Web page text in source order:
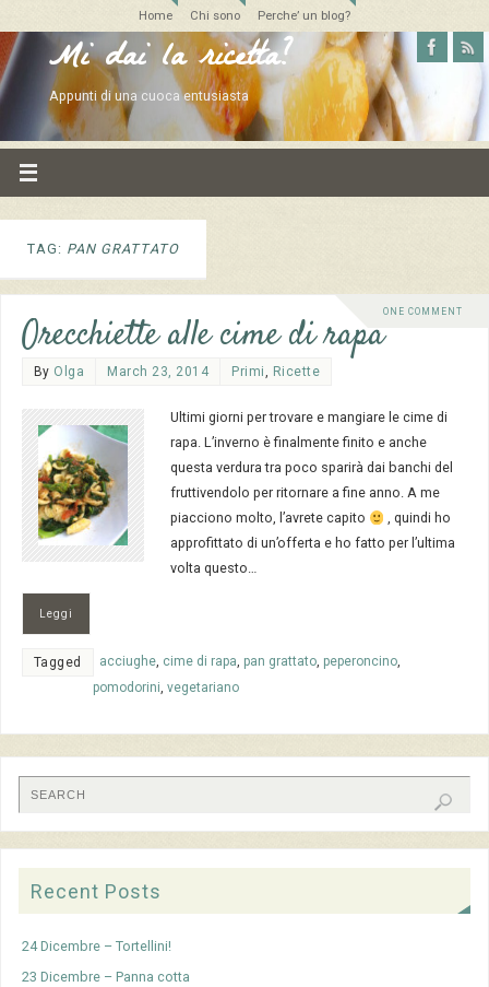
Home Chi sono Perche’ un blog?
Mi dai la ricetta?
Appunti di una cuoca entusiasta
TAG: PAN GRATTATO
ONE COMMENT
Orecchiette alle cime di rapa
By Olga March 23, 2014 Primi, Ricette
Ultimi giorni per trovare e mangiare le cime di
rapa. L’inverno è finalmente finito e anche
questa verdura tra poco sparirà dai banchi del
fruttivendolo per ritornare a fine anno. A me
piacciono molto, l’avrete capito
, quindi ho
approfittato di un’offerta e ho fatto per l’ultima
volta questo…
Leggi
Tagged acciughe, cime di rapa pan grattato, peperoncino,
pomodorini vegetariano
Recent Posts
24 Dicembre – Tortellini!
23 Dicembre – Panna cotta